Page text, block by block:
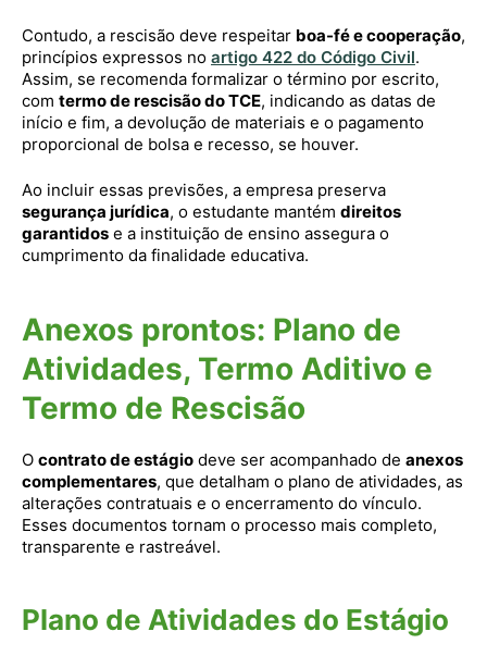
Contudo, a rescisão deve respeitar boa-fé e cooperação,
princípios expressos no artigo 422 do Código Civil.
Assim, se recomenda formalizar o término por escrito,
com termo de rescisão do TCE, indicando as datas de
início e fim, a devolução de materiais e o pagamento
proporcional de bolsa e recesso, se houver.
Ao incluir essas previsões, a empresa preserva
segurança jurídica, o estudante mantém direitos
garantidos e a instituição de ensino assegura o
cumprimento da finalidade educativa.
Anexos prontos: Plano de
Atividades, Termo Aditivo e
Termo de Rescisão
O contrato de estágio deve ser acompanhado de anexos
complementares, que detalham o plano de atividades, as
alterações contratuais e o encerramento do vínculo.
Esses documentos tornam o processo mais completo,
transparente e rastreável.
Plano de Atividades do Estágio